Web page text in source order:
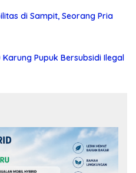
di Sampit, Seorang Pria
Pupuk Bersubsidi Ilegal